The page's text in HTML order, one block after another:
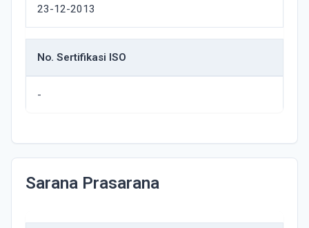
23-12-2013
No. Sertifikasi ISO
-
Sarana Prasarana